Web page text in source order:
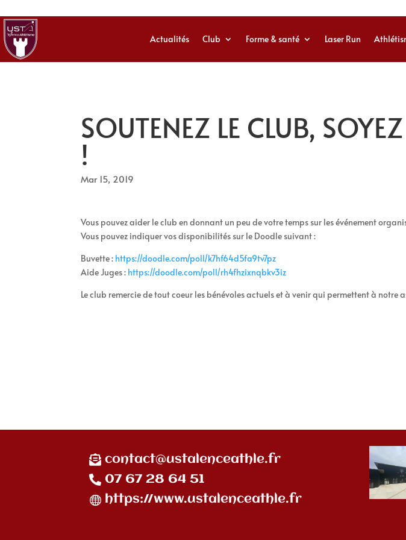
Actualités Club Forme & santé Laser Run
SOUTENEZ LE CLUB,
!
Mar 15, 2019
Vous pouvez aider le club en donnant un peu de votre temps sur les événement
Vous pouvez indiquer vos disponibilités sur le Doodle suivant :
Buvette : https://doodle.com/poll/k7hf64d5fa9tv7pz
Aide Juges : https://doodle.com/poll/rh4fhzixnqbkv3iz
Le club remercie de tout coeur les bénévoles actuels et à venir qui permettent à notre
contact@ustalenceathle.fr
07 67 28 64 51
https://www.ustalenceathle.fr